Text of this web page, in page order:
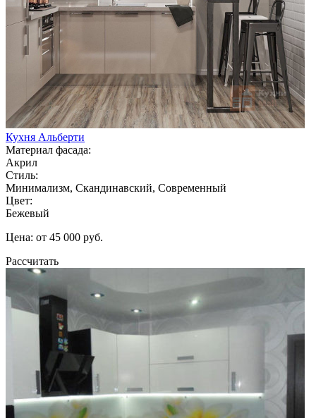
Кухня Альберти
Материал фасада:
Акрил
Стиль:
Минимализм, Скандинавский, Современный
Цвет:
Бежевый
Цена: от 45 000 руб.
Рассчитать